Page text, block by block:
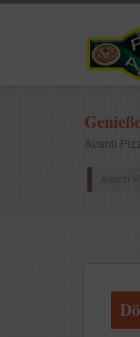
Avanti
Avanti